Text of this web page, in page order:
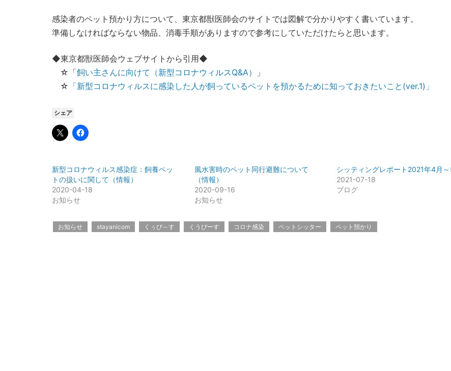
感染者のペット預かり方について、東京都獣医師会のサイトでは図解で分かりやすく書いています。
準備しなければならない物品、消毒手順がありますので参考にしていただけたらと思います。
◆東京都獣医師会ウェブサイトから引用◆
☆「飼い主さんに向けて（新型コロナウィルスQ&A）
」
☆ 「新型コロナウィルスに感染した人が飼っているペットを預かるために知っておきたいこと(ver.1)」
シェア
新型コロナウィルス感染症：飼養ペッ
トの扱いに関して（情報）
2020-04-18
お知らせ
風水害時のペット同行避難について
（情報）
2020-09-16
お知らせ
シッティングレポート2021年4月～
2021-07-18
ブログ
お知らせ stayanicom くぅぴ～す くうぴーす コロナ感染 ペットシッター ペット預かり